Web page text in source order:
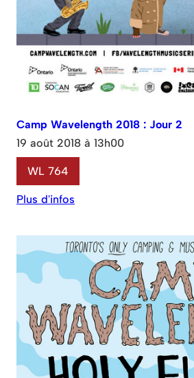
Camp Wavelength 2018 : Jour 2
19 août 2018 à 13h00
WL 764
Plus d'infos